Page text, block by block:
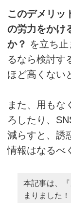
このデメリッ
の労力をかけ
か？ を立ち
るなら検討す
ほど高くない
また、用もな
ろしたり、
減らすと、誘
情報はなるべ
本記事は、
まりました